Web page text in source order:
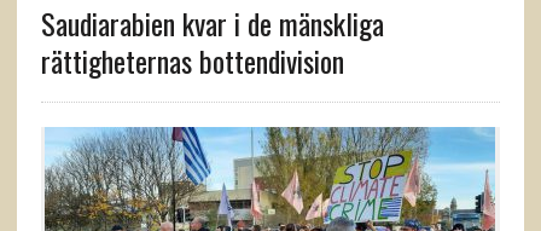
Saudiarabien kvar i de mänskliga
rättigheternas bottendivision